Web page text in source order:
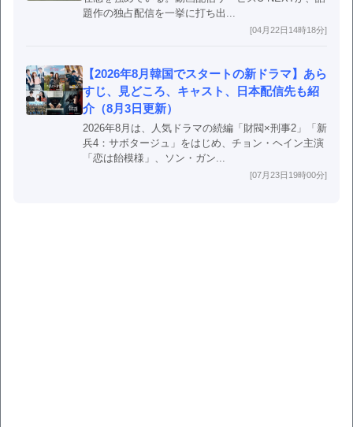
題作の独占配信を一挙に打ち出...
[04月22日14時18分]
【2026年8月韓国でスタートの新ドラマ】あら
すじ、見どころ、キャスト、日本配信先も紹
介（8月3日更新）
2026年8月は、人気ドラマの続編「財閥×刑事2」「新
兵4：サボタージュ」をはじめ、チョン・ヘイン主演
「恋は飴模様」、ソン・ガン...
[07月23日19時00分]